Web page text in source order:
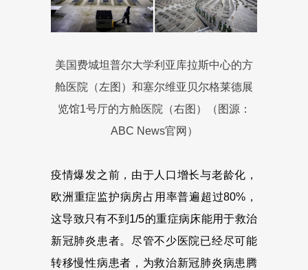
​美国费城坦普尔大学利亚库拉斯中心的方
舱医院（左图）和塞尔维亚贝尔格莱德展
览馆1号厅的方舱医院（右图）（图源：
ABC News官网）
疫情爆发之前，由于人口增长与老龄化，
欧洲重症监护病房占用率普遍超过80%，
这导致只有不到1/5的重症病床能用于救治
新冠肺炎患者。尽管不少医院已经尽可能
转移慢性病患者，为救治新冠肺炎病患腾